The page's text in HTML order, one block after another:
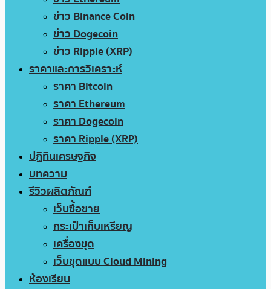
ข่าว Binance Coin
ข่าว Dogecoin
ข่าว Ripple (XRP)
ราคาและการวิเคราะห์
ราคา Bitcoin
ราคา Ethereum
ราคา Dogecoin
ราคา Ripple (XRP)
ปฏิทินเศรษฐกิจ
บทความ
รีวิวผลิตภัณฑ์
เว็บซื้อขาย
กระเป๋าเก็บเหรียญ
เครื่องขุด
เว็บขุดแบบ Cloud Mining
ห้องเรียน